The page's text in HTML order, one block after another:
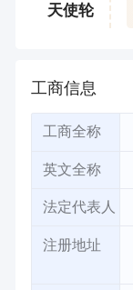
天使轮
工商信息
工商全称
英文全称
法定代表人
注册地址